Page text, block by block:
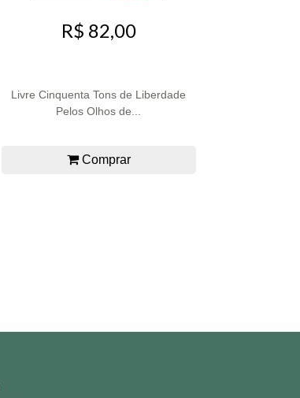
R$ 82,00
Livre Cinquenta Tons de Liberdade
Pelos Olhos de...
Comprar